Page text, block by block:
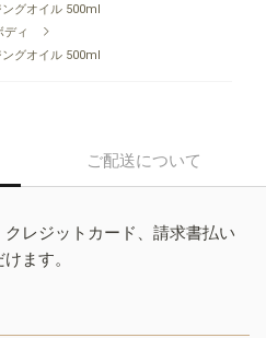
グオイル 500ml
ディ
グオイル 500ml
ご配送について
レジットカード、請求書払い
ます。